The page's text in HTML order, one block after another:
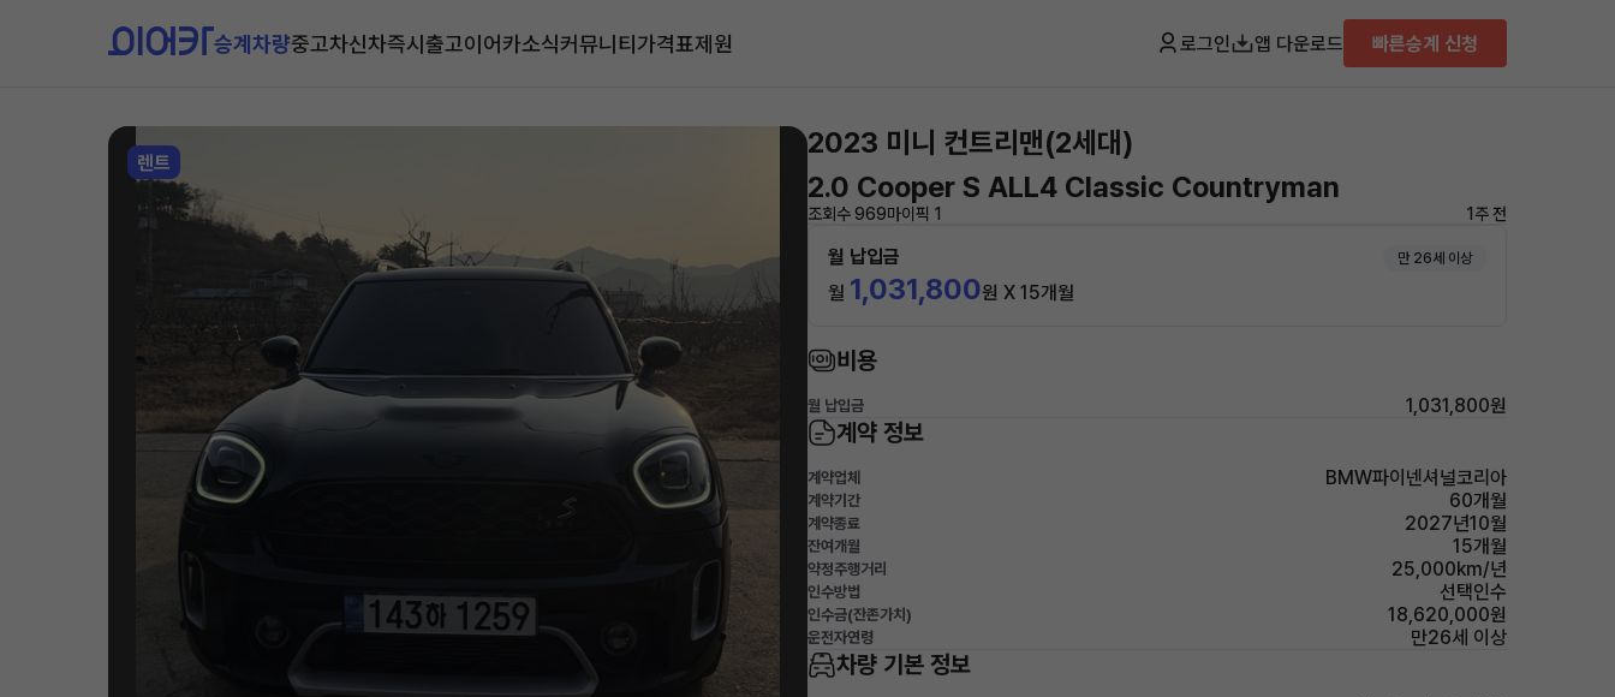
승계차량중고차신차즉시출고이어카소식커뮤니티가격표제원 로그인 앱 다운로드 빠른승계 신청
렌트
2023 미니 컨트리맨(2세대)
2.0 Cooper S ALL4 Classic Countryman
조회수 969마이픽 1 1주 전
월 납입금 만 26세 이상
월 1,031,800원 X 15개월
비용
월 납입금 1,031,800원
계약 정보
계약업체 BMW파이넨셔널코리아
계약기간 60개월
계약종료 2027년10월
잔여개월 15개월
약정주행거리 25,000km/년
인수방법 선택인수
인수금(잔존가치) 18,620,000원
운전자연령 만26세 이상
차량 기본 정보